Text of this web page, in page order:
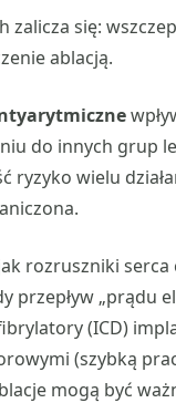
zalicza się:
ablacją.
do innych grup
ryzyko wielu
rozruszniki
przepływ „prądu
(ICD)
(szybką
mogą być